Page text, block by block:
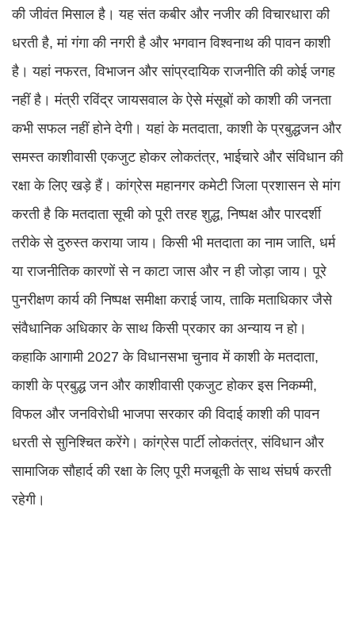
की जीवंत मिसाल है। यह संत कबीर और नजीर की विचारधारा की
धरती है, मां गंगा की नगरी है और भगवान विश्वनाथ की पावन काशी
है। यहां नफरत, विभाजन और सांप्रदायिक राजनीति की कोई जगह
नहीं है। मंत्री रविंद्र जायसवाल के ऐसे मंसूबों को काशी की जनता
कभी सफल नहीं होने देगी। यहां के मतदाता, काशी के प्रबुद्धजन और
समस्त काशीवासी एकजुट होकर लोकतंत्र, भाईचारे और संविधान की
रक्षा के लिए खड़े हैं। कांग्रेस महानगर कमेटी जिला प्रशासन से मांग
करती है कि मतदाता सूची को पूरी तरह शुद्ध, निष्पक्ष और पारदर्शी
तरीके से दुरुस्त कराया जाय। किसी भी मतदाता का नाम जाति, धर्म
या राजनीतिक कारणों से न काटा जास और न ही जोड़ा जाय। पूरे
पुनरीक्षण कार्य की निष्पक्ष समीक्षा कराई जाय, ताकि मताधिकार जैसे
संवैधानिक अधिकार के साथ किसी प्रकार का अन्याय न हो।
कहाकि आगामी 2027 के विधानसभा चुनाव में काशी के मतदाता,
काशी के प्रबुद्ध जन और काशीवासी एकजुट होकर इस निकम्मी,
विफल और जनविरोधी भाजपा सरकार की विदाई काशी की पावन
धरती से सुनिश्चित करेंगे। कांग्रेस पार्टी लोकतंत्र, संविधान और
सामाजिक सौहार्द की रक्षा के लिए पूरी मजबूती के साथ संघर्ष करती
रहेगी।